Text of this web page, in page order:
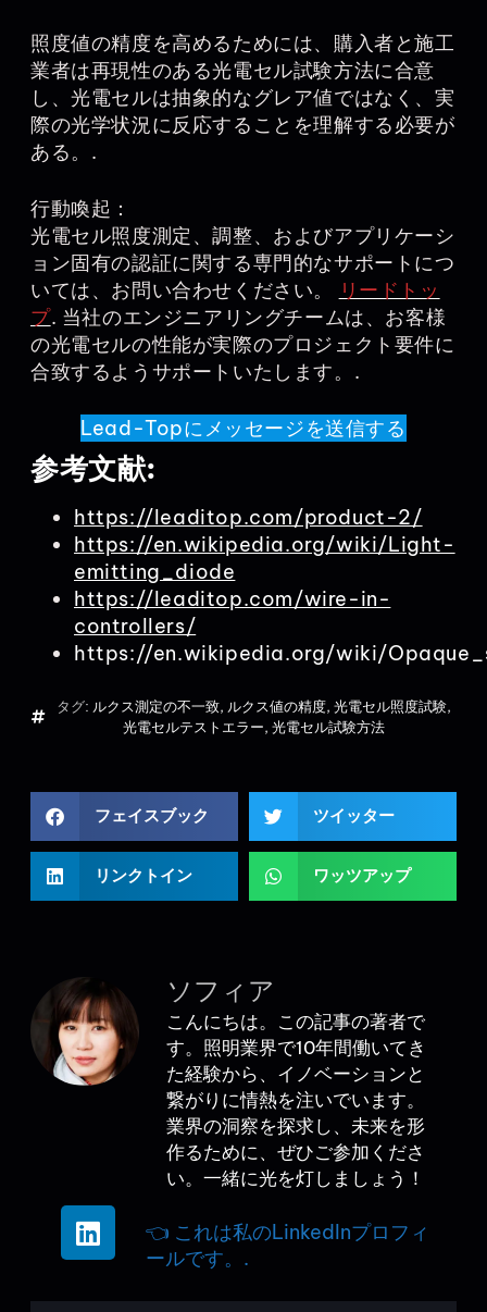
照度値の精度を高めるためには、購入者と施工
業者は再現性のある光電セル試験方法に合意
し、光電セルは抽象的なグレア値ではなく、実
際の光学状況に反応することを理解する必要が
ある。.
行動喚起：
光電セル照度測定、調整、およびアプリケーシ
ョン固有の認証に関する専門的なサポートにつ
いては、お問い合わせください。
リードトッ
プ. 当社のエンジニアリングチームは、お客様
の光電セルの性能が実際のプロジェクト要件に
合致するようサポートいたします。.
Lead-Topにメッセージを送信する
参考文献:
https://leaditop.com/product-2/
https://en.wikipedia.org/wiki/Light-
emitting_diode
https://leaditop.com/wire-in-
controllers/
https://en.wikipedia.org/wiki/
タグ: ルクス測定の不一致, ルクス値の精度, 光電セル照度試験,
光電セルテストエラー, 光電セル試験方法
フェイスブック ツイッター
リンクトイン ワッツアップ
ソフィア
こんにちは。この記事の著者で
す。照明業界で10年間働いてき
た経験から、イノベーションと
繋がりに情熱を注いでいます。
業界の洞察を探求し、未来を形
作るために、ぜひご参加くださ
い。一緒に光を灯しましょう！
👈 これは私のLinkedInプロフィ
ールです。.